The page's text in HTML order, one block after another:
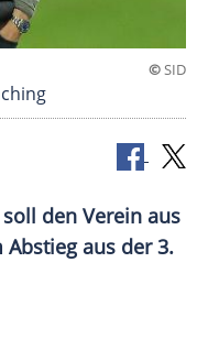
©SID
den Verein aus
aus der 3.